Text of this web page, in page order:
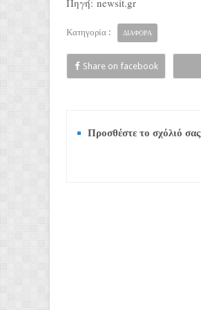
Πηγή: newsit.gr
Κατηγορία : ΔΙΑΦΟΡΑ
Share on facebook
Προσθέστε το σχόλιό σας